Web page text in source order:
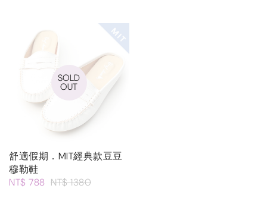
SOLD
OUT
舒適假期．MIT經典款豆豆
穆勒鞋
NT$ 788 NT$ 1380